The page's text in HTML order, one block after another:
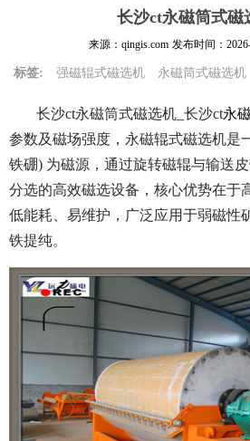
长沙ct永磁筒式磁
来源：qingis.com 发布时间：
标签: 强磁辊式磁选机 永磁筒式磁选机
长沙ct永磁筒式磁选机_长沙ct永
参数及磁场强度，永磁辊式磁选机是
铁硼) 为磁源，通过旋转磁辊与输送
分选的高效磁选设备，核心优势在于
低能耗、易维护，广泛应用于弱磁性
铁提纯。